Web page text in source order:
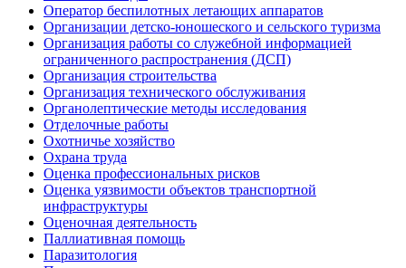
Оператор беспилотных летающих аппаратов
Организации детско-юношеского и сельского туризма
Организация работы со служебной информацией
ограниченного распространения (ДСП)
Организация строительства
Организация технического обслуживания
Органолептические методы исследования
Отделочные работы
Охотничье хозяйство
Охрана труда
Оценка профессиональных рисков
Оценка уязвимости объектов транспортной
инфраструктуры
Оценочная деятельность
Паллиативная помощь
Паразитология